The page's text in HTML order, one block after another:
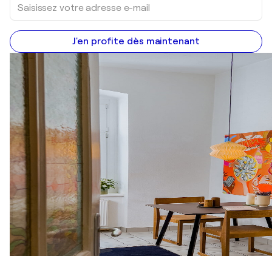
J'en profite dès maintenant